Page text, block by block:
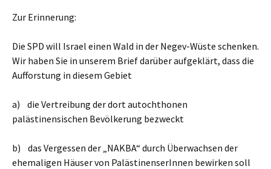
Zur Erinnerung:
Die SPD will Israel einen Wald in der Negev-Wüste schenken.
Wir haben Sie in unserem Brief darüber aufgeklärt, dass die
Aufforstung in diesem Gebiet
a) die Vertreibung der dort autochthonen
palästinensischen Bevölkerung bezweckt
b) das Vergessen der „NAKBA“ durch Überwachsen der
ehemaligen Häuser von PalästinenserInnen bewirken soll